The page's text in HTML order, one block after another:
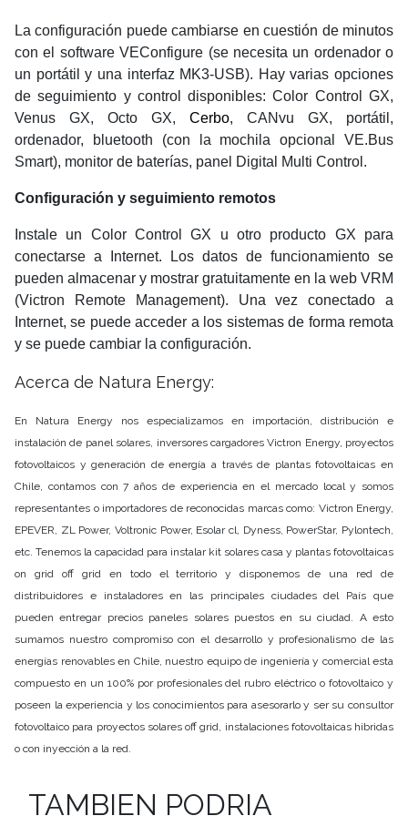
La configuración puede cambiarse en cuestión de minutos
con el software VEConfigure (se necesita un ordenador o
un portátil y una interfaz MK3-USB). Hay varias opciones
de seguimiento y control disponibles: Color Control GX,
Venus GX, Octo GX, Cerbo, CANvu GX, portátil,
ordenador, bluetooth (con la mochila opcional VE.Bus
Smart), monitor de baterías, panel Digital Multi Control.
Configuración y seguimiento remotos
Instale un Color Control GX u otro producto GX para
conectarse a Internet. Los datos de funcionamiento se
pueden almacenar y mostrar gratuitamente en la web VRM
(Victron Remote Management). Una vez conectado a
Internet, se puede acceder a los sistemas de forma remota
y se puede cambiar la configuración.
Acerca de Natura Energy:
En Natura Energy nos especializamos en importación, distribución e
instalación de panel solares, inversores cargadores Victron Energy, proyectos
fotovoltaicos y generación de energía a través de plantas fotovoltaicas en
Chile, contamos con 7 años de experiencia en el mercado local y somos
representantes o importadores de reconocidas marcas como: Victron Energy,
EPEVER, ZL Power, Voltronic Power, Esolar cl, Dyness, PowerStar, Pylontech,
etc. Tenemos la capacidad para instalar kit solares casa y plantas fotovoltaicas
on grid off grid en todo el territorio y disponemos de una red de
distribuidores e instaladores en las principales ciudades del País que
pueden entregar precios paneles solares puestos en su ciudad. A esto
sumamos nuestro compromiso con el desarrollo y profesionalismo de las
energías renovables en Chile, nuestro equipo de ingeniería y comercial esta
compuesto en un 100% por profesionales del rubro eléctrico o fotovoltaico y
poseen la experiencia y los conocimientos para asesorarlo y ser su consultor
fotovoltaico para proyectos solares off grid, instalaciones fotovoltaicas hibridas
o con inyección a la red.
TAMBIEN PODRIA